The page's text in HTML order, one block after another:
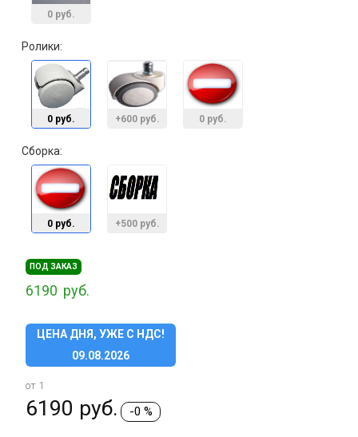
0 руб.
Ролики:
0 руб. +600 руб. 0 руб.
Сборка:
0 руб. +500 руб.
ПОД ЗАКАЗ
6190 руб.
ЦЕНА ДНЯ, УЖЕ С НДС!
09.08.2026
от 1
6190 руб. -0 %